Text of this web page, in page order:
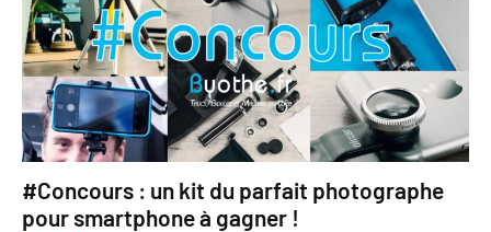
#Concours : un kit du parfait photographe
pour smartphone à gagner !